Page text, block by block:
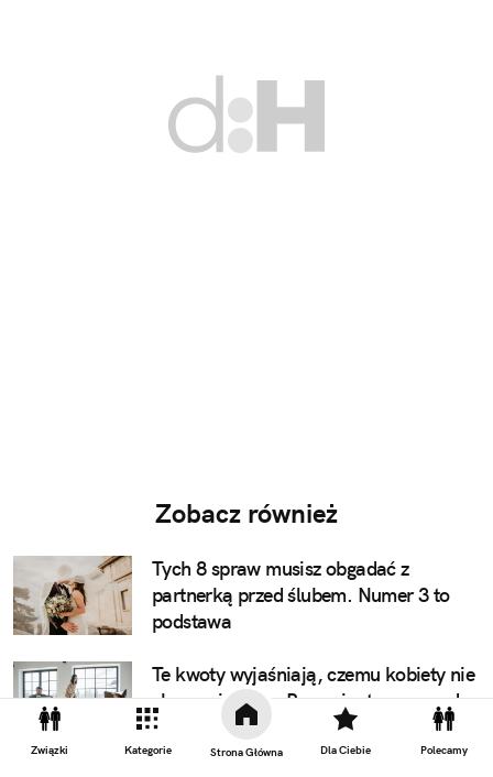
Związki Kategorie Strona Główna Dla Ciebie Polecamy
Zobacz również
Tych 8 spraw musisz obgadać z
partnerką przed ślubem. Numer 3 to
podstawa
Te kwoty wyjaśniają, czemu kobiety nie
chcą związków. Panowie, to naprawdę
wstyd